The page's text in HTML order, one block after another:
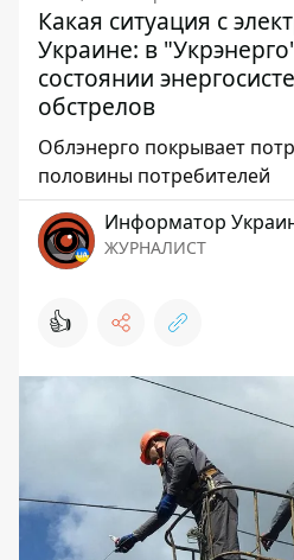
Какая ситуация с
Украине: в
состоянии
обстрелов
Облэнерго покрывает
половины потребителей
Информатор
ЖУРНАЛИСТ
👍